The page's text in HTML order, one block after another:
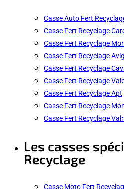
Casse Auto Fert
Casse Fert Recyclage
Casse Fert Recyclage
Casse Fert Recyclage
Casse Fert Recyclage
Casse Fert Recyclage
Casse Fert Recyclage Apt
Casse Fert Recyclage
Casse Fert Recyclage
Les casses
Recyclage
Casse Moto Fert